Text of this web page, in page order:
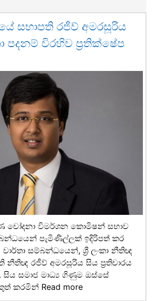
සභාපති රජීව් අමරසූරිය
පදනම් විරහිව ප්‍රතික්ෂේප
චෝදනා විමර්ශන කොමිෂන් සභාව
පැමිණිල්ලක් ඉදිරිපත් කර
සම්බන්ධයෙන්, ශ්‍රී ලංකා නීතිඥ
නීතිඥ රජීව් අමරසූරිය සිය ප්‍රතිචාරය
සිය සමාජ මාධ්‍ය ගිණුම ඔස්සේ
කරමින් Read more